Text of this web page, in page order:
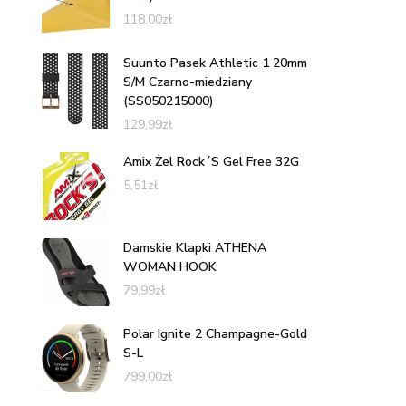
118,00zł
Suunto Pasek Athletic 1 20mm
S/M Czarno-miedziany
(SS050215000)
129,99zł
Amix Żel Rock´S Gel Free 32G
5,51zł
Damskie Klapki ATHENA
WOMAN HOOK
79,99zł
Polar Ignite 2 Champagne-Gold
S-L
799,00zł